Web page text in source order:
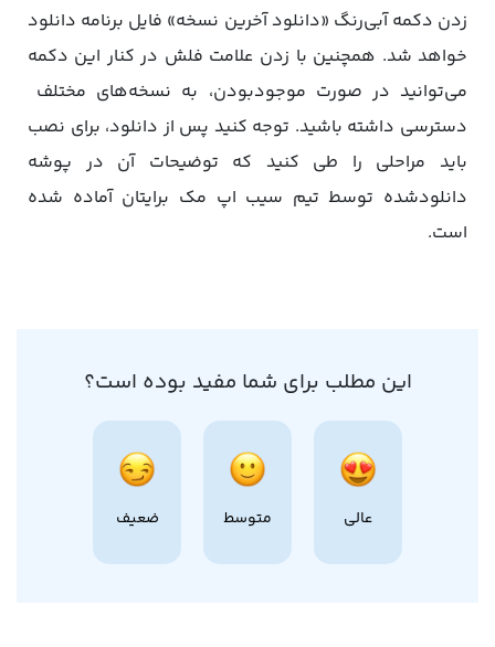
زدن دکمه آبی‌رنگ «دانلود آخرین نسخه» فایل برنامه دانلود
خواهد شد. همچنین با زدن علامت فلش در کنار این دکمه
می‌توانید در صورت موجودبودن، به نسخه‌های مختلف
دسترسی داشته باشید. توجه کنید پس از دانلود، برای نصب
باید مراحلی را طی کنید که توضیحات آن در پوشه
دانلودشده توسط تیم سیب اپ مک برایتان آماده شده
است.
این مطلب برای شما مفید بوده است؟
عالی متوسط ضعیف